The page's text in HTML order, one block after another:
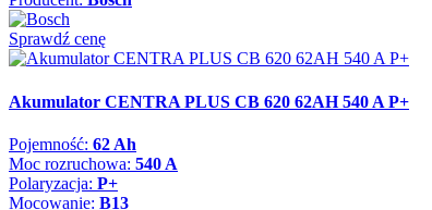
Sprawdź cenę
Akumulator CENTRA PLUS CB 620 62AH 540 A P+
Pojemność: 62 Ah
Moc rozruchowa: 540 A
Polaryzacja: P+
Mocowanie: B13